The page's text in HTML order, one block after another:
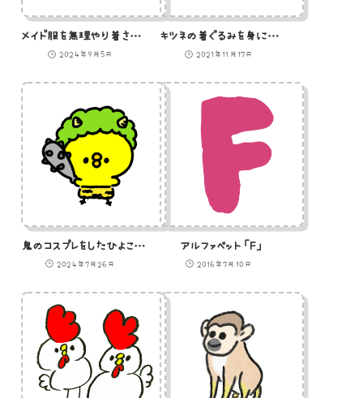
メイド服を無理やり着させられたひよこ
2024年9月5日
キツネの着ぐるみを身に着けたひよこのイラスト
2021年11月17日
鬼のコスプレをしたひよこのイラスト
2024年7月26日
アルファベット「F」
2016年7月10日